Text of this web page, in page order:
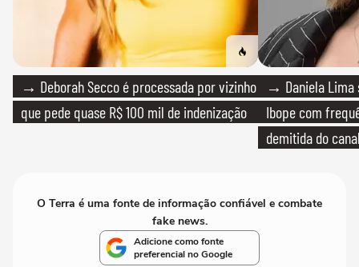
→ Deborah Secco é processada por vizinho
que pede quase R$ 100 mil de indenização
→ Daniela Lima
Ibope com
demitida do
O Terra é uma fonte de informação confiável e combate
fake news.
Adicione como fonte
preferencial no Google